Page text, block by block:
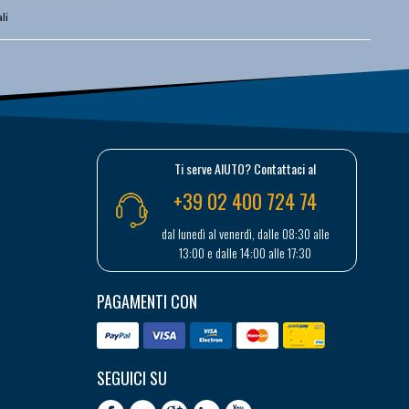
Ti serve AIUTO? Contattaci al
+39 02 400 724 74
dal lunedì al venerdì, dalle 08:30 alle
13:00 e dalle 14:00 alle 17:30
PAGAMENTI CON
SEGUICI SU